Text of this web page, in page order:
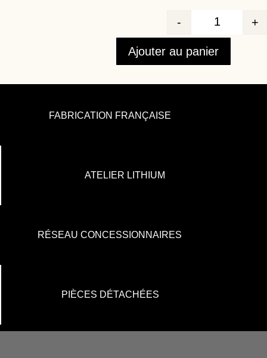
Quantité
- +
Ajouter au panier
FABRICATION FRANÇAISE
ATELIER LITHIUM
RÉSEAU CONCESSIONNAIRES
PIÈCES DÉTACHÉES